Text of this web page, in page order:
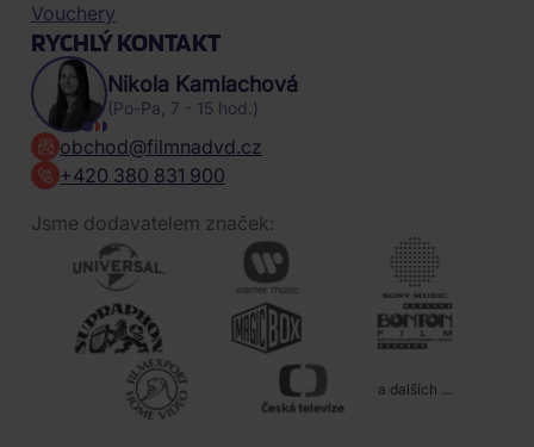
Vouchery
RYCHLÝ KONTAKT
Nikola Kamlachová
(Po-Pa, 7 - 15 hod.)
obchod@filmnadvd.cz
+420 380 831 900
Jsme dodavatelem značek:
a dalších ...